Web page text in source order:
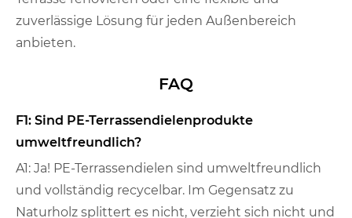
zuverlässige Lösung für jeden Außenbereich
anbieten.
FAQ
F1: Sind PE-Terrassendielenprodukte
umweltfreundlich?
A1: Ja! PE-Terrassendielen sind umweltfreundlich
und vollständig recycelbar. Im Gegensatz zu
Naturholz splittert es nicht, verzieht sich nicht und